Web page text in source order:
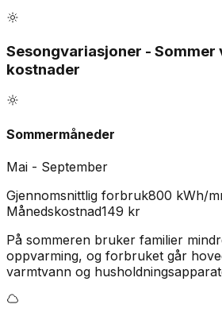
Sesongvariasjoner - Sommer
kostnader
Sommermåneder
Mai - September
Gjennomsnittlig forbruk800 kWh/
Månedskostnad149 kr
På sommeren bruker familier
oppvarming, og forbruket går
varmtvann og